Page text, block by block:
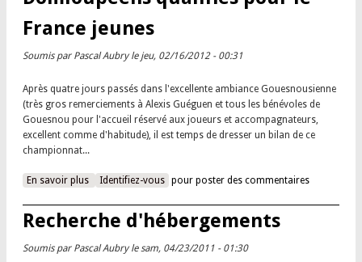
France jeunes
Soumis par Pascal Aubryle jeu, 02/16/2012 - 00:31
Après quatre jours passés dans l'excellente ambiance Gouesnousienne
(très gros remerciements à Alexis Guéguen et tous les bénévoles de
Gouesnou pour l'accueil réservé aux joueurs et accompagnateurs,
excellent comme d'habitude), il est temps de dresser un bilan de ce
championnat...
En savoir plus
à propos de Bretagne jeunes 2012 : trois Domloupéens
Identifiez-vous pour poster des commentaires
Recherche d'hébergements
Soumis par Pascal Aubryle sam, 04/23/2011 - 01:30